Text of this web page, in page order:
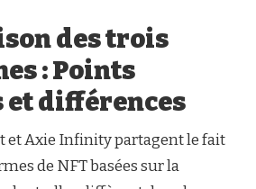
des trois
: Points
et différences
et Axie Infinity partagent le fait
de NFT basées sur la